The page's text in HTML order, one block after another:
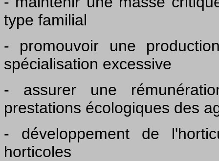
type familial
- promouvoir une
spécialisation excessive
- assurer une
prestations écologiques des
- développement de
horticoles